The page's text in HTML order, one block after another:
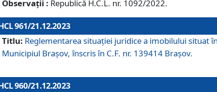
Observații : Republică H.C.L. nr. 1092/2022.
961/21.12.2023
Titlu: Reglementarea situației juridice a imobilului situat
Municipiul Brașov, înscris în C.F. nr. 139414 Brașov.
960/21.12.2023